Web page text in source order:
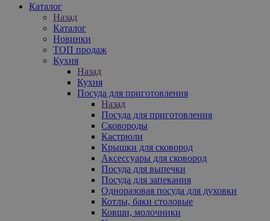
Каталог
Назад
Каталог
Новинки
ТОП продаж
Кухня
Назад
Кухня
Посуда для приготовления
Назад
Посуда для приготовления
Сковороды
Кастрюли
Крышки для сковород
Аксессуары для сковород
Посуда для выпечки
Посуда для запекания
Одноразовая посуда для духовки
Котлы, баки столовые
Ковши, молочники